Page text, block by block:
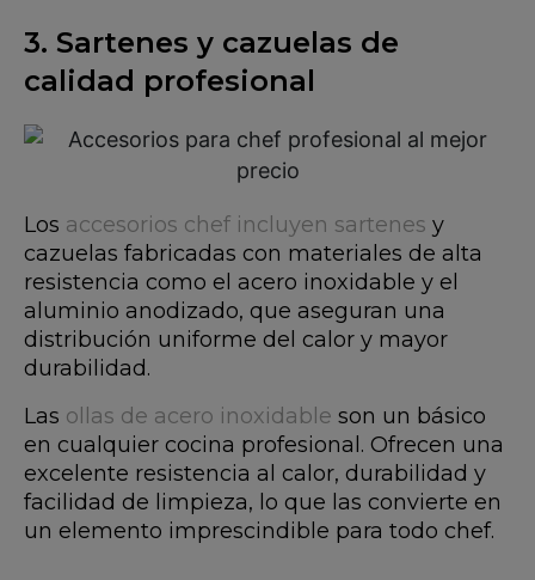
3. Sartenes y cazuelas de
calidad profesional
Los accesorios chef incluyen sartenes y
cazuelas fabricadas con materiales de alta
resistencia como el acero inoxidable y el
aluminio anodizado, que aseguran una
distribución uniforme del calor y mayor
durabilidad.
Las ollas de acero inoxidable son un básico
en cualquier cocina profesional. Ofrecen una
excelente resistencia al calor, durabilidad y
facilidad de limpieza, lo que las convierte en
un elemento imprescindible para todo chef.